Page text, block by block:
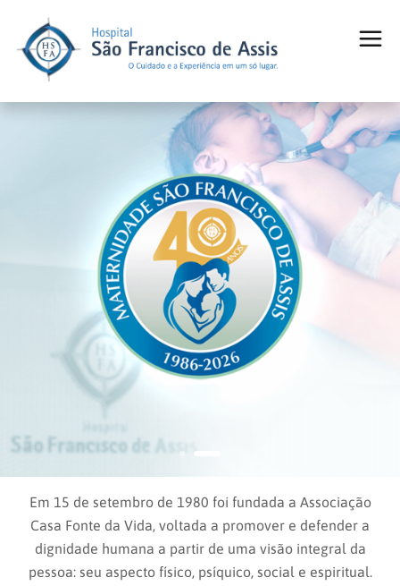
Em 15 de setembro de 1980 foi fundada a Associação
Casa Fonte da Vida, voltada a promover e defender a
dignidade humana a partir de uma visão integral da
pessoa: seu aspecto físico, psíquico, social e espiritual.